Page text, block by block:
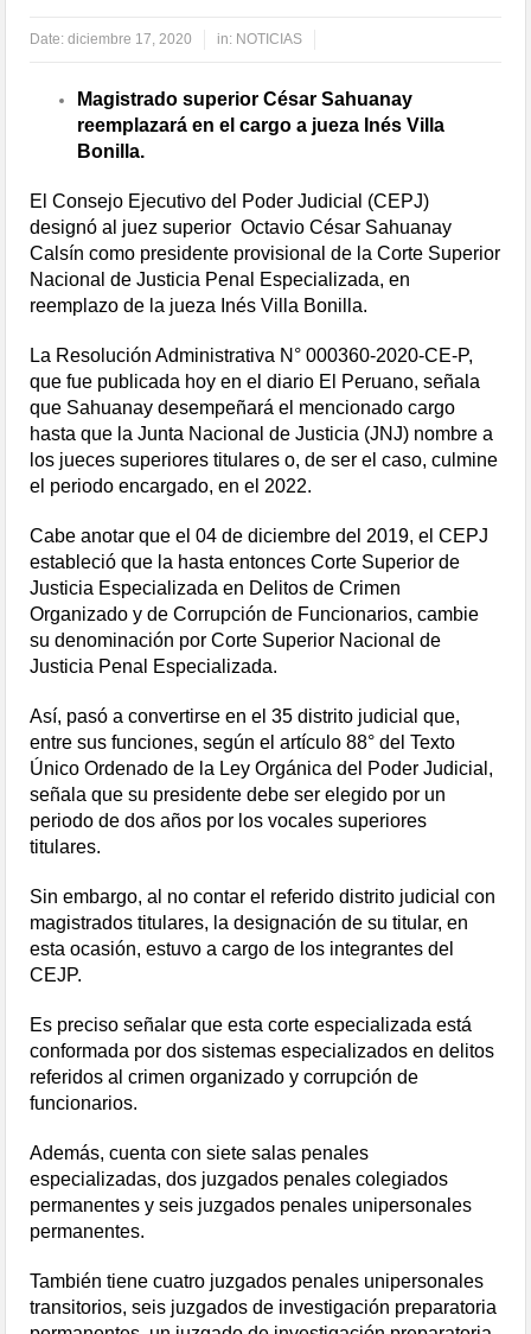
Date:diciembre 17, 2020 in: NOTICIAS
Magistrado superior César Sahuanay
reemplazará en el cargo a jueza Inés Villa
Bonilla.
El Consejo Ejecutivo del Poder Judicial (CEPJ)
designó al juez superior Octavio César Sahuanay
Calsín como presidente provisional de la Corte Superior
Nacional de Justicia Penal Especializada, en
reemplazo de la jueza Inés Villa Bonilla.
La Resolución Administrativa N° 000360-2020-CE-P,
que fue publicada hoy en el diario El Peruano, señala
que Sahuanay desempeñará el mencionado cargo
hasta que la Junta Nacional de Justicia (JNJ) nombre a
los jueces superiores titulares o, de ser el caso, culmine
el periodo encargado, en el 2022.
Cabe anotar que el 04 de diciembre del 2019, el CEPJ
estableció que la hasta entonces Corte Superior de
Justicia Especializada en Delitos de Crimen
Organizado y de Corrupción de Funcionarios, cambie
su denominación por Corte Superior Nacional de
Justicia Penal Especializada.
Así, pasó a convertirse en el 35 distrito judicial que,
entre sus funciones, según el artículo 88° del Texto
Único Ordenado de la Ley Orgánica del Poder Judicial,
señala que su presidente debe ser elegido por un
periodo de dos años por los vocales superiores
titulares.
Sin embargo, al no contar el referido distrito judicial con
magistrados titulares, la designación de su titular, en
esta ocasión, estuvo a cargo de los integrantes del
CEJP.
Es preciso señalar que esta corte especializada está
conformada por dos sistemas especializados en delitos
referidos al crimen organizado y corrupción de
funcionarios.
Además, cuenta con siete salas penales
especializadas, dos juzgados penales colegiados
permanentes y seis juzgados penales unipersonales
permanentes.
También tiene cuatro juzgados penales unipersonales
transitorios, seis juzgados de investigación preparatoria